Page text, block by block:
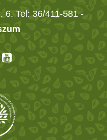
6. Tel: 36/411-581 -